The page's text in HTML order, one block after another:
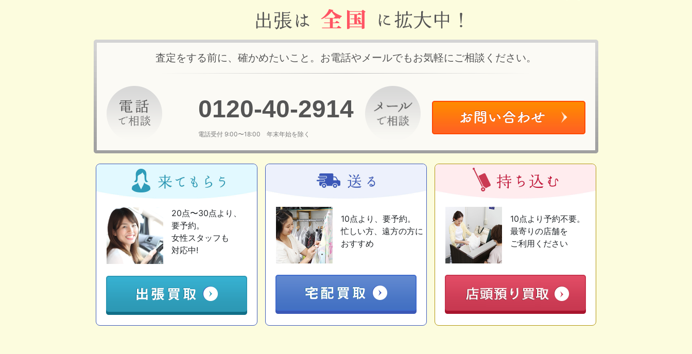
査定をする前に、確かめたいこと。お電話やメールでもお気軽にご相談ください。
0120-40-2914
電話受付 9:00〜18:00 年末年始を除く
20点〜30点より、
要予約。
女性スタッフも
対応中!
10点より、要予約。
忙しい方、遠方の方に
おすすめ
10点より予約不要。
最寄りの店舗を
ご利用ください